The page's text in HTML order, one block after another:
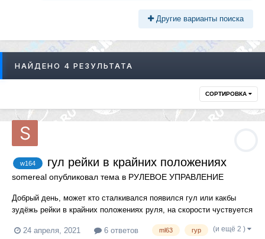
Другие варианты поиска
НАЙДЕНО 4 РЕЗУЛЬТАТА
СОРТИРОВКА
w164 гул рейки в крайних положениях
somereal опубликовал тема в РУЛЕВОЕ УПРАВЛЕНИЕ
Добрый день, может кто сталкивался появился гул или какбы
зудёжь рейки в крайних положениях руля, на скорости чуствуется
зудёжка, на сервисе сказали что это какие-то клапана
24 апреля, 2021 6 ответов ml63 гур (и ещё 2 )